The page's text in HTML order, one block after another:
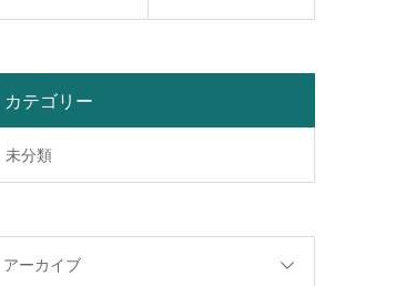
カテゴリー
未分類
アーカイブ